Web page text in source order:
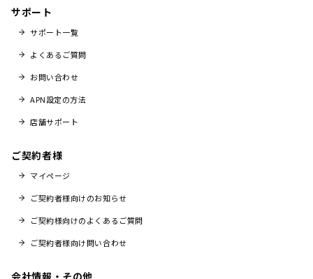
サポート
サポート一覧
よくあるご質問
お問い合わせ
APN設定の方法
店舗サポート
ご契約者様
マイページ
ご契約者様向けのお知らせ
ご契約様向けのよくあるご質問
ご契約者様向け問い合わせ
会社情報・その他